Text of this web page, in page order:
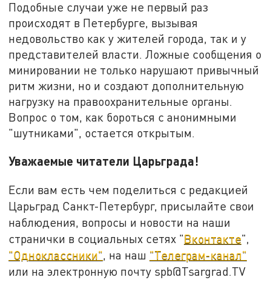
Подобные случаи уже не первый раз
происходят в Петербурге, вызывая
недовольство как у жителей города, так и у
представителей власти. Ложные сообщения о
минировании не только нарушают привычный
ритм жизни, но и создают дополнительную
нагрузку на правоохранительные органы.
Вопрос о том, как бороться с анонимными
"шутниками", остается открытым.
Уважаемые читатели Царьграда!
Если вам есть чем поделиться с редакцией
Царьград Санкт-Петербург, присылайте свои
наблюдения, вопросы и новости на наши
странички в социальных сетях "Вконтакте",
"Одноклассники" , на наш "Телеграм-канал"
или на электронную почту spb@Tsargrad.TV